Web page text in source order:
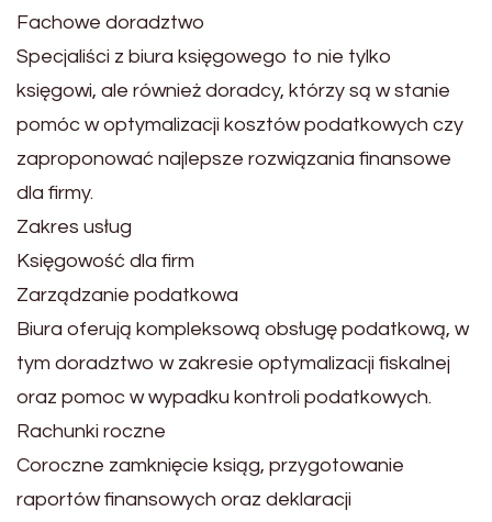
Fachowe doradztwo
Specjaliści z biura księgowego to nie tylko
księgowi, ale również doradcy, którzy są w stanie
pomóc w optymalizacji kosztów podatkowych czy
zaproponować najlepsze rozwiązania finansowe
dla firmy.
Zakres usług
Księgowość dla firm
Zarządzanie podatkowa
Biura oferują kompleksową obsługę podatkową, w
tym doradztwo w zakresie optymalizacji fiskalnej
oraz pomoc w wypadku kontroli podatkowych.
Rachunki roczne
Coroczne zamknięcie ksiąg, przygotowanie
raportów finansowych oraz deklaracji